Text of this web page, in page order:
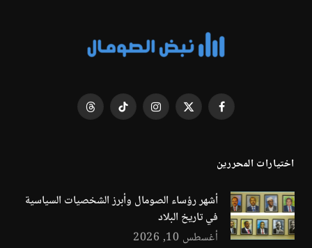
فيسبوك X
الانستغرامتيكتوك Threads
اختيارات المحررين
أشهر رؤساء الصومال وأبرز الشخصيات السياسية
في تاريخ البلاد
أغسطس 10, 2026